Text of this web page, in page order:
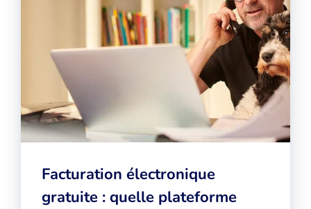
Facturation électronique
gratuite : quelle plateforme